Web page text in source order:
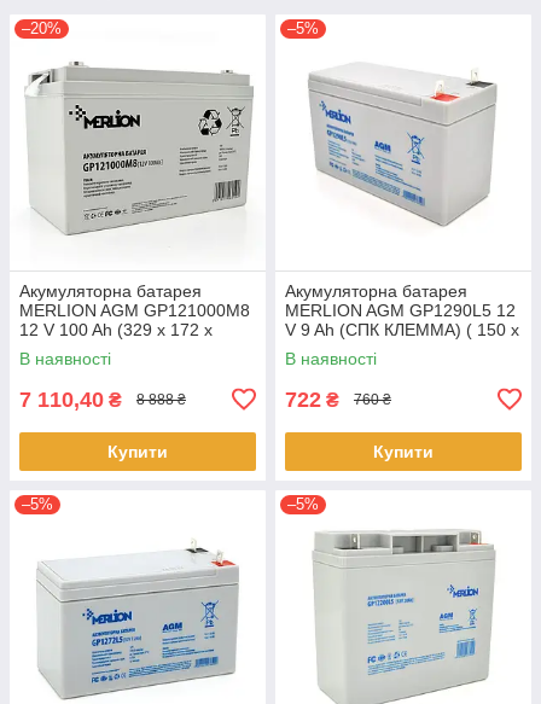
–20%
Акумуляторна батарея
MERLION AGM GP121000M8
12 V 100 Ah (329 x 172 x
218), 28.1 kg White Q36
В наявності
7 110,40 ₴ 8 888 ₴
Купити
–5%
Акумуляторна батарея
MERLION AGM GP1290L5 12
V 9 Ah (СПК КЛЕММА) ( 150 x
65 x 95 (100) ), 2.175 kg
White
В наявності
722 ₴ 760 ₴
Купити
–5% –5%